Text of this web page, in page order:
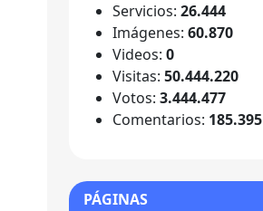
Servicios: 26.444
Imágenes: 60.870
Videos: 0
Visitas: 50.444.220
Votos: 3.444.477
Comentarios: 185.395
PÁGINAS